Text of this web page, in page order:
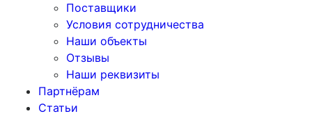
Поставщики
Условия сотрудничества
Наши объекты
Отзывы
Наши реквизиты
Партнёрам
Статьи